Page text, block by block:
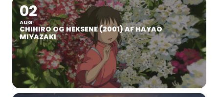
02
AUG
CHIHIRO OG HEKSENE (2001) AF HAYAO
MIYAZAKI